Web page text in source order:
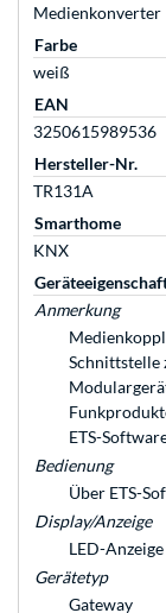
Medienkonverter
Farbe
weiß
EAN
3250615989536
Hersteller-Nr.
TR131A
Smarthome
KNX
Anmerkung
Schnittstelle
ETS-
Bedienung
Über ETS-
Display/Anzeige
LED-
Gerätetyp
Gateway